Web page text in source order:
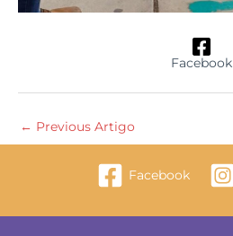
Facebook
← Previous Artigo
Facebook